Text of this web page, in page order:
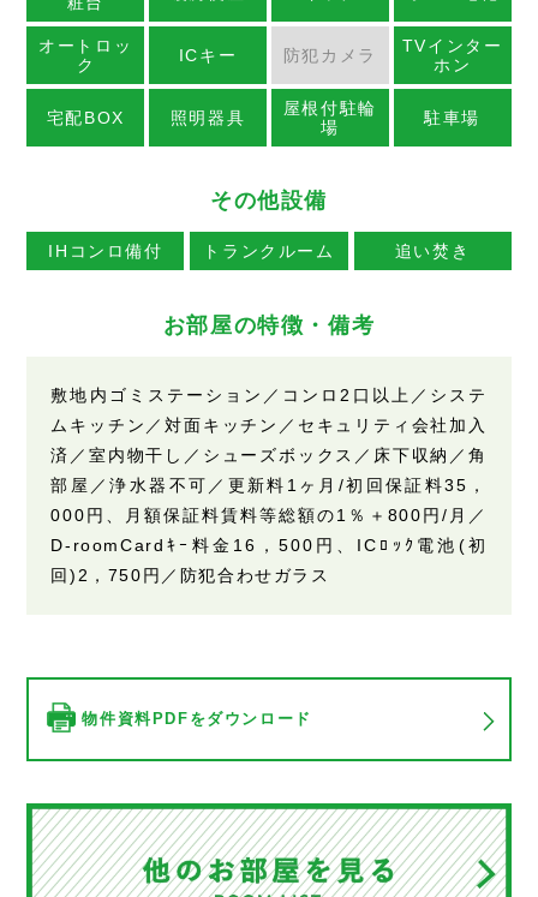
オートロッ
ク
ICキー 防犯カメラ
TVインター
ホン
宅配BOX 照明器具
屋根付駐輪
場
駐車場
その他設備
IHコンロ備付 トランクルーム 追い焚き
お部屋の特徴・備考
敷地内ゴミステーション／コンロ2口以上／システ
ムキッチン／対面キッチン／セキュリティ会社加入
済／室内物干し／シューズボックス／床下収納／角
部屋／浄水器不可／更新料1ヶ月/初回保証料35，
000円、月額保証料賃料等総額の1％＋800円/月／
D-roomCardｷｰ料金16，500円、ICﾛｯｸ電池(初
回)2，750円／防犯合わせガラス
物件資料PDFをダウンロード